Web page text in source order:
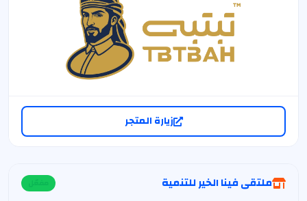
زيارة المتجر
ملتقى فينا الخير للتنمية